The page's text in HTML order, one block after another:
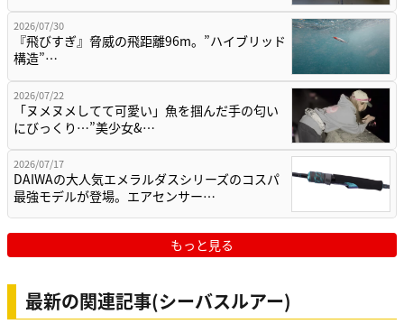
2026/07/30
『飛びすぎ』脅威の飛距離96m。”ハイブリッド
構造”…
2026/07/22
「ヌメヌメしてて可愛い」魚を掴んだ手の匂い
にびっくり…”美少女&…
2026/07/17
DAIWAの大人気エメラルダスシリーズのコスパ
最強モデルが登場。エアセンサー…
もっと見る
最新の関連記事(シーバスルアー)